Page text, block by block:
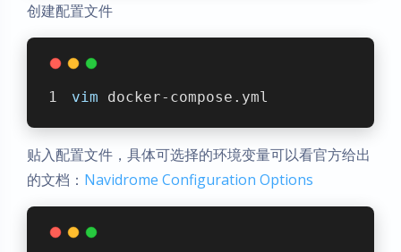
创建配置文件
vim docker-compose.yml
贴入配置文件，具体可选择的环境变量可以看官方给出
的文档： Navidrome Configuration Options